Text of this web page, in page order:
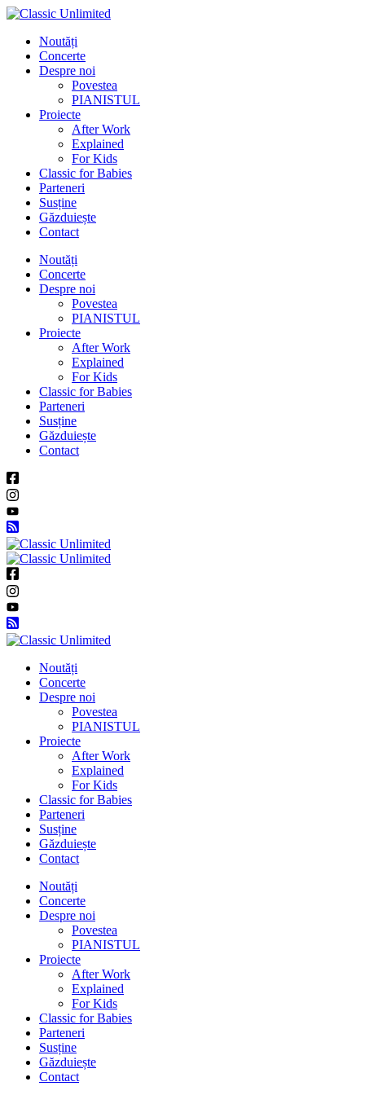
Noutăți
Concerte
Despre noi
Povestea
PIANISTUL
Proiecte
After Work
Explained
For Kids
Classic for Babies
Parteneri
Susține
Găzduiește
Contact
Noutăți
Concerte
Despre noi
Povestea
PIANISTUL
Proiecte
After Work
Explained
For Kids
Classic for Babies
Parteneri
Susține
Găzduiește
Contact
Noutăți
Concerte
Despre noi
Povestea
PIANISTUL
Proiecte
After Work
Explained
For Kids
Classic for Babies
Parteneri
Susține
Găzduiește
Contact
Noutăți
Concerte
Despre noi
Povestea
PIANISTUL
Proiecte
After Work
Explained
For Kids
Classic for Babies
Parteneri
Susține
Găzduiește
Contact